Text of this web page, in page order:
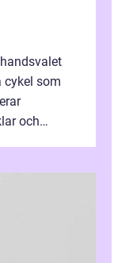
cykel som
och